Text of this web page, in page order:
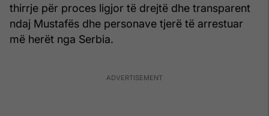
thirrje për proces ligjor të drejtë dhe transparent
ndaj Mustafës dhe personave tjerë të arrestuar
më herët nga Serbia.